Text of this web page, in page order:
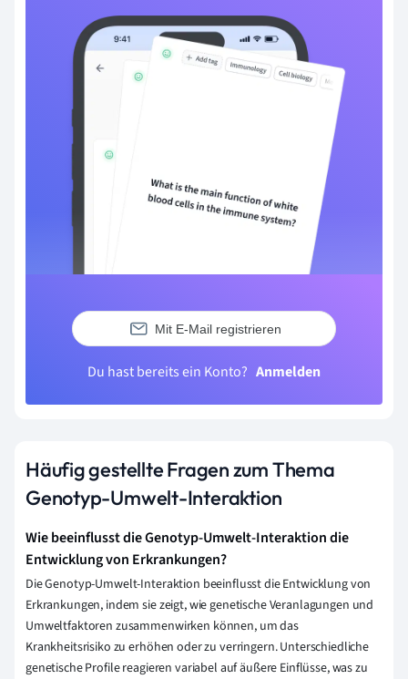
Mit E-Mail registrieren
Du hast bereits ein Konto? Anmelden
Häufig gestellte Fragen zum Thema
Genotyp-Umwelt-Interaktion
Wie beeinflusst die Genotyp-Umwelt-Interaktion die
Entwicklung von Erkrankungen?
Die Genotyp-Umwelt-Interaktion beeinflusst die Entwicklung von
Erkrankungen, indem sie zeigt, wie genetische Veranlagungen und
Umweltfaktoren zusammenwirken können, um das
Krankheitsrisiko zu erhöhen oder zu verringern. Unterschiedliche
genetische Profile reagieren variabel auf äußere Einflüsse, was zu